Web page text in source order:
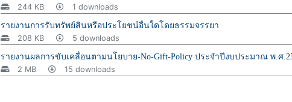
244 KB
1 downloads
รายงานการรับทรัพย์สินหรือประโยชน์อื่นใดโดยธรรมจรรยา
208 KB
5 downloads
รายงานผลการขับเคลื่อนตามนโยบาย-No-Gift-Policy ประจำปีงบประมาณ พ.ศ
2 MB
15 downloads